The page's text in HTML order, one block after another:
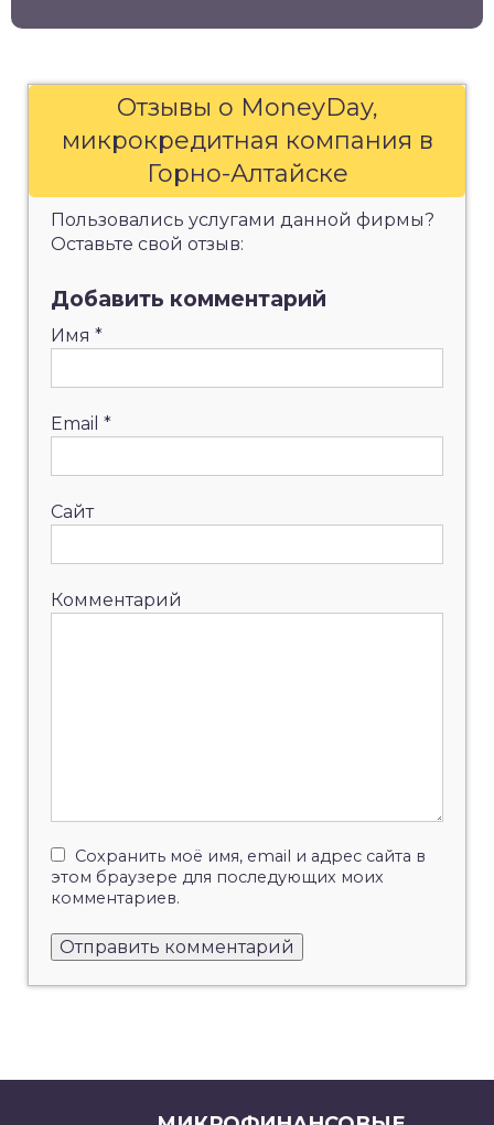
Отзывы о MoneyDay,
микрокредитная компания в
Горно-Алтайске
Пользовались услугами данной фирмы?
Оставьте свой отзыв:
Добавить комментарий
Имя *
Email *
Сайт
Комментарий
Сохранить моё имя, email и адрес сайта в
этом браузере для последующих моих
комментариев.